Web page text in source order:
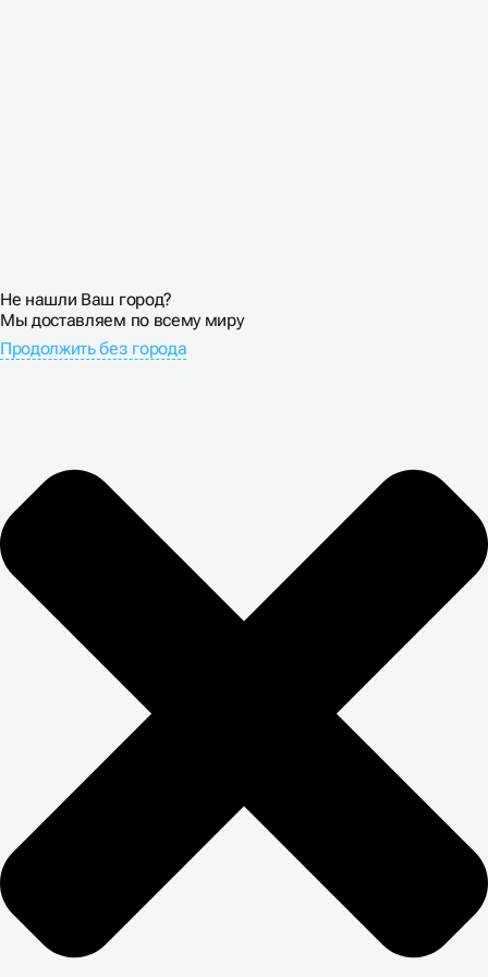
Не нашли Ваш город?
Мы доставляем по всему миру
Продолжить без города